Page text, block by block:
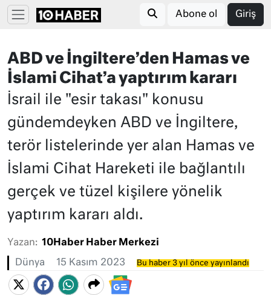
Abone ol Giriş
ABD ve İngiltere’den Hamas ve
İslami Cihat’a yaptırım kararı
İsrail ile "esir takası" konusu
gündemdeyken ABD ve İngiltere,
terör listelerinde yer alan Hamas ve
İslami Cihat Hareketi ile bağlantılı
gerçek ve tüzel kişilere yönelik
yaptırım kararı aldı.
Yazan: 10Haber Haber Merkezi
Dünya 15 Kasım 2023 Bu haber 3 yıl önce yayınlandı